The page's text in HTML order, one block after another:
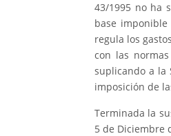
43/1995 no ha
base
regula los
con las
suplicando a la
imposición de
Terminada la
5 de Diciembre